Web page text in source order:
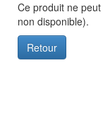
Ce produit ne
non disponible).
Retour